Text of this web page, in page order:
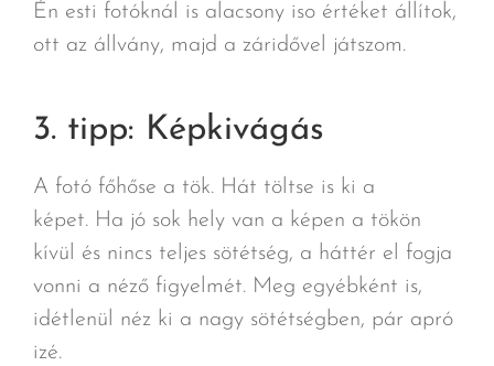
Én esti fotóknál is alacsony iso értéket állítok,
ott az állvány, majd a záridővel játszom.
3. tipp: Képkivágás
A fotó főhőse a tök. Hát töltse is ki a
képet. Ha jó sok hely van a képen a tökön
kívül és nincs teljes sötétség, a háttér el fogja
vonni a néző figyelmét. Meg egyébként is,
idétlenül néz ki a nagy sötétségben, pár apró
izé.